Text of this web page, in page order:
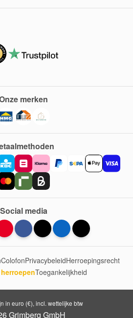
merken
Social media
ColofonPrivacybeleidHerroepingsrecht
Toegankelijkheid
in euro (€), incl. wettelijke btw
Grimberg GmbH